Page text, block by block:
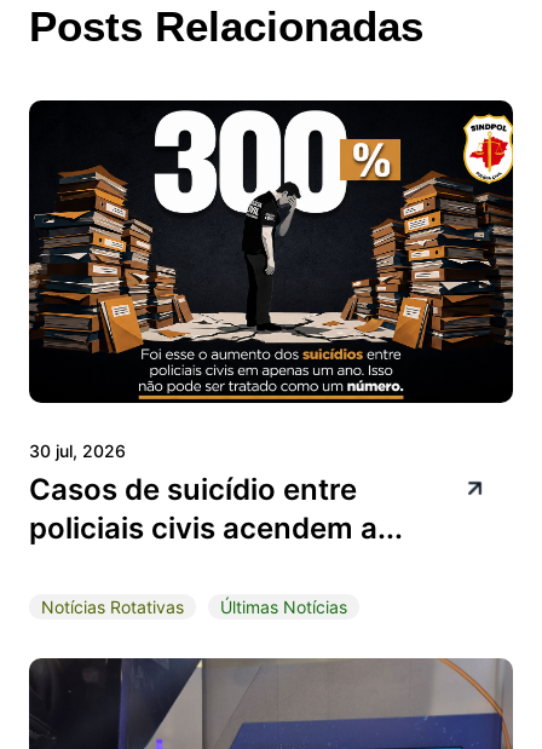
Posts Relacionadas
30 jul, 2026
Casos de suicídio entre
policiais civis acendem a...
Notícias Rotativas Últimas Notícias